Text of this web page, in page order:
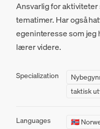
Ansvarlig for
tematimer. Har også
egeninteresse som jeg
lærer videre.
Specialization
taktisk
Languages 🇳🇴